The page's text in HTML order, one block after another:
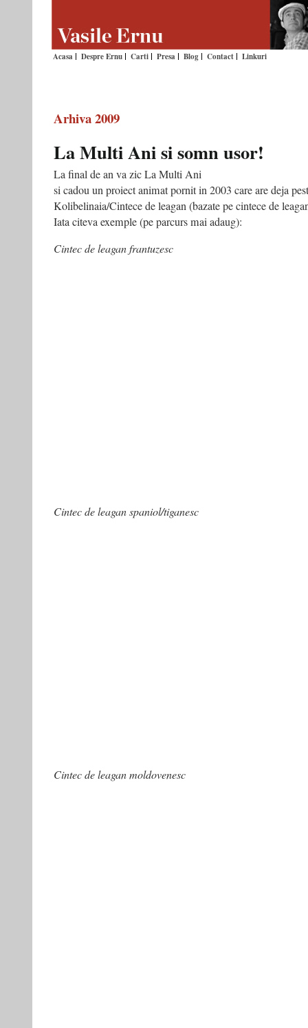
Acasa Despre Ernu Carti Presa Blog Contact Linkuri
Arhiva 2009
La Multi Ani si somn usor!
La final de an va zic La Multi Ani
si cadou un proiect animat pornit in 2003 care are deja
Kolibelinaia/Cintece de leagan (bazate pe cintece de
Iata citeva exemple (pe parcurs mai adaug):
Cintec de leagan frantuzesc
Cintec de leagan spaniol/tiganesc
Cintec de leagan moldovenesc